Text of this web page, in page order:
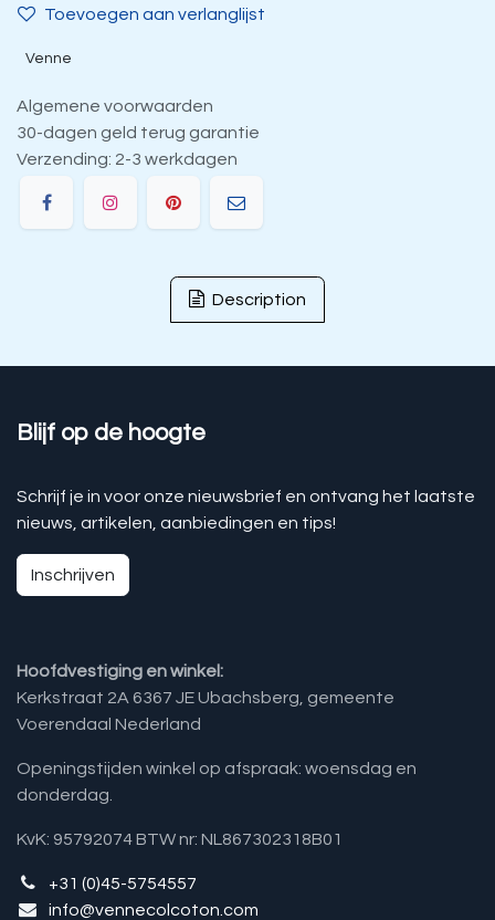
Toevoegen aan verlanglijst
Venne
Algemene voorwaarden
30-dagen geld terug garantie
Verzending: 2-3 werkdagen
Description
Blijf op de hoogte
Schrijf je in voor onze nieuwsbrief en ontvang het laatste
nieuws, artikelen, aanbiedingen en tips!
Inschrijven
Hoofdvestiging en winkel:
Kerkstraat 2A 6367 JE Ubachsberg, gemeente
Voerendaal Nederland
Openingstijden winkel op afspraak: woensdag en
donderdag.
KvK: 95792074 BTW nr: NL867302318B01
+31 (0)45-5754557
info@vennecolcoton.com